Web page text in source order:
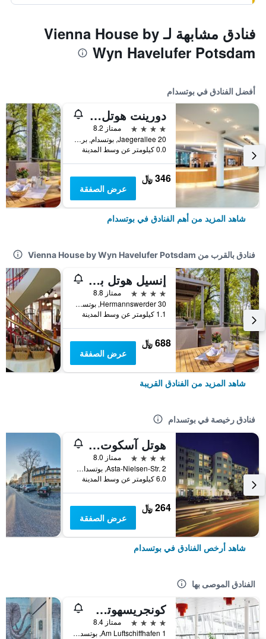
فنادق مشابهة لـ Vienna House by
Wyn Havelufer Potsdam
أفضل الفنادق في بوتسدام
دورينت هوتل بوتسدام
4 نجوم
ممتاز 8.2
Jaegerallee 20, بوتسدام, براندنبورغ, ألمانيا
0.0 كيلومتر عن وسط المدينة
346 ﷼
عرض الصفقة
شاهد المزيد من أهم الفنادق في بوتسدام
فنادق بالقرب من Vienna House by Wyn Havelufer Potsdam
إنسيل هوتل بوتسدام - هيرمانزفيردر
4 نجوم
ممتاز 8.8
Hermannswerder 30, بوتسدام, براندنبورغ, ألمانيا
1.1 كيلومتر عن وسط المدينة
688 ﷼
عرض الصفقة
شاهد المزيد من الفنادق القريبة
فنادق رخيصة في بوتسدام
هوتل آسكوت-بريستول
4 نجوم
ممتاز 8.0
Asta-Nielsen-Str. 2, بوتسدام, براندنبورغ, ألمانيا
6.0 كيلومتر عن وسط المدينة
264 ﷼
عرض الصفقة
شاهد أرخص الفنادق في بوتسدام
الفنادق الموصى بها
كونجريسهوتل بوتسدام آم تيمبلينر سي
4 نجوم
ممتاز 8.4
Am Luftschiffhafen 1, بوتسدام, براندنبورغ, ألمانيا